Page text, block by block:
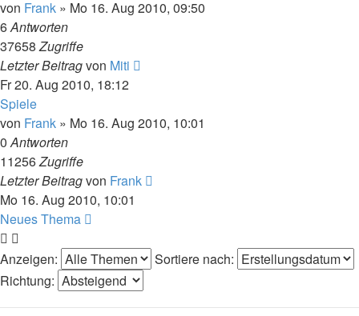
von Frank » Mo 16. Aug 2010, 09:50
6Antworten
37658Zugriffe
Letzter Beitragvon Miti
Fr 20. Aug 2010, 18:12
Spiele
von Frank » Mo 16. Aug 2010, 10:01
0Antworten
11256Zugriffe
Letzter Beitragvon Frank
Mo 16. Aug 2010, 10:01
Neues Thema
Anzeigen:
Sortiere nach:
Richtung: